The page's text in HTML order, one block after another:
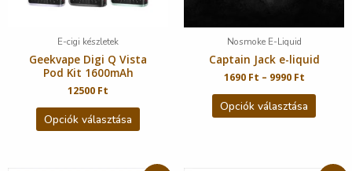
E-cigi készletek
Geekvape Digi Q Vista
Pod Kit 1600mAh
12500 Ft
Opciók választása
Nosmoke E-Liquid
Captain Jack e-liquid
1690 Ft – 9990 Ft
Opciók választása